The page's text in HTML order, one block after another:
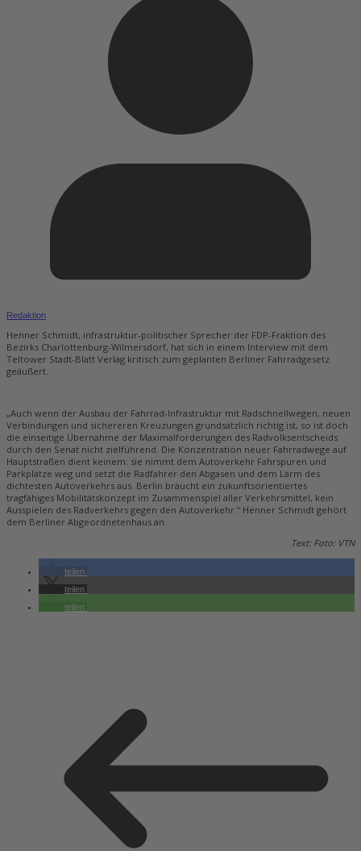
Redaktion
Henner Schmidt, infrastruktur-politischer Sprecher der FDP-Fraktion des
Bezirks Charlottenburg-Wilmersdorf, hat sich in einem Interview mit dem
Teltower Stadt-Blatt Verlag kritisch zum geplanten Berliner Fahrradgesetz
geäußert.
„Auch wenn der Ausbau der Fahrrad-Infrastruktur mit Radschnellwegen, neuen
Verbindungen und sichereren Kreuzungen grundsätzlich richtig ist, so ist doch
die einseitige Übernahme der Maximalforderungen des Radvolksentscheids
durch den Senat nicht zielführend. Die Konzentration neuer Fahrradwege auf
Hauptstraßen dient keinem: sie nimmt dem Autoverkehr Fahrspuren und
Parkplätze weg und setzt die Radfahrer den Abgasen und dem Lärm des
dichtesten Autoverkehrs aus. Berlin braucht ein zukunftsorientiertes
tragfähiges Mobilitätskonzept im Zusammenspiel aller Verkehrsmittel, kein
Ausspielen des Radverkehrs gegen den Autoverkehr.“ Henner Schmidt gehört
dem Berliner Abgeordnetenhaus an.
Text: Foto: VTN
teilen
teilen
teilen